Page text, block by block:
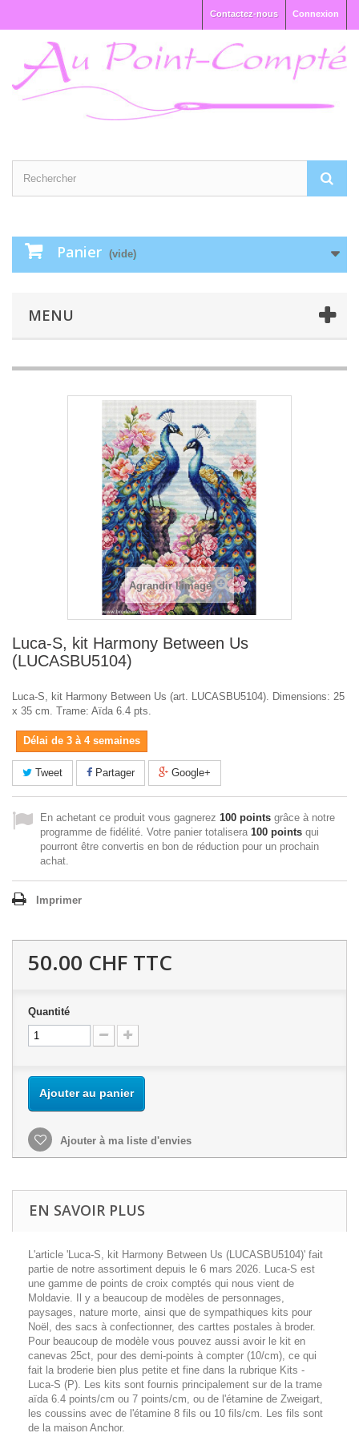
Connexion
Contactez-nous
Panier (vide)
MENU
Agrandir l'image
Luca-S, kit Harmony Between Us
(LUCASBU5104)
Luca-S, kit Harmony Between Us (art. LUCASBU5104). Dimensions: 25
x 35 cm. Trame: Aïda 6.4 pts.
Délai de 3 à 4 semaines
Tweet Partager Google+
En achetant ce produit vous gagnerez 100 points grâce à notre
programme de fidélité. Votre panier totalisera 100 points qui
pourront être convertis en bon de réduction pour un prochain
achat.
Imprimer
50.00 CHF TTC
Quantité
Ajouter au panier
Ajouter à ma liste d'envies
EN SAVOIR PLUS
L'article 'Luca-S, kit Harmony Between Us (LUCASBU5104)' fait
partie de notre assortiment depuis le 6 mars 2026. Luca-S est
une gamme de points de croix comptés qui nous vient de
Moldavie. Il y a beaucoup de modèles de personnages,
paysages, nature morte, ainsi que de sympathiques kits pour
Noël, des sacs à confectionner, des carttes postales à broder.
Pour beaucoup de modèle vous pouvez aussi avoir le kit en
canevas 25ct, pour des demi-points à compter (10/cm), ce qui
fait la broderie bien plus petite et fine dans la rubrique Kits -
Luca-S (P). Les kits sont fournis principalement sur de la trame
aïda 6.4 points/cm ou 7 points/cm, ou de l'étamine de Zweigart,
les coussins avec de l'étamine 8 fils ou 10 fils/cm. Les fils sont
de la maison Anchor.